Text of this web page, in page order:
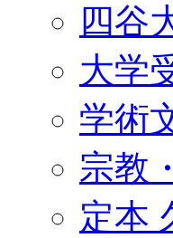
四谷
大学
学術
宗教
定本